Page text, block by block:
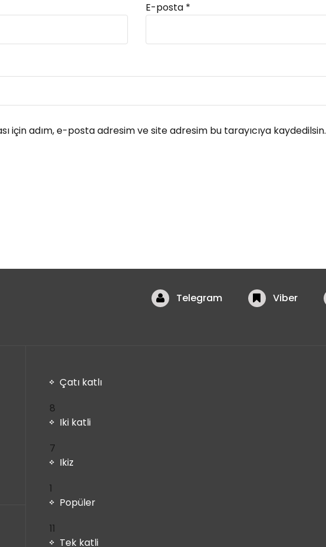
E-posta *
için adım, e-posta adresim ve site adresim bu tarayıcıya kaydedilsin.
Telegram Viber
Çatı katlı
88
ürün
Iki katli
77
ürün
Ikiz
1
ürün
Popüler
11
ürün
Tek katli